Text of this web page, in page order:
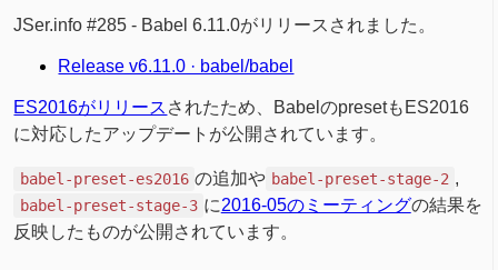
JSer.info #285 - Babel 6.11.0がリリースされました。
Release v6.11.0 · babel/babel
ES2016がリリース されたため、BabelのpresetもES2016
に対応したアップデートが公開されています。
babel-preset-es2016 の追加や babel-preset-stage-2 ,
babel-preset-stage-3 に2016-05のミーティングの結果を
反映したものが公開されています。